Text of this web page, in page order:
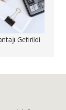
Getirildi